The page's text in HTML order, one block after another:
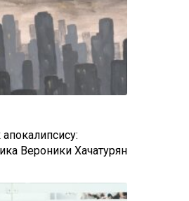
Вероники Хачатурян